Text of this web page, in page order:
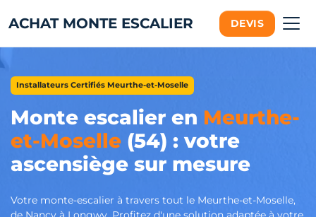
ACHAT MONTE ESCALIER DEVIS
Installateurs Certifiés Meurthe-et-Moselle
Monte escalier en Meurthe-
et-Moselle (54) : votre
ascensiège sur mesure
Votre monte-escalier à travers tout le Meurthe-et-Moselle,